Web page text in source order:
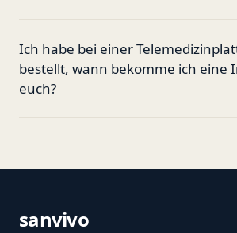
Ich habe bei einer
bestellt, wann bekomme ich eine
euch?
sanvivo